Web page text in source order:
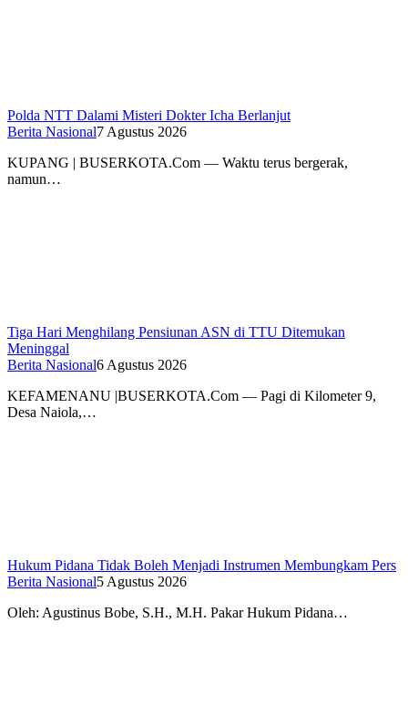
Polda NTT Dalami Misteri Dokter Icha Berlanjut
Berita Nasional7 Agustus 2026
KUPANG | BUSERKOTA.Com — Waktu terus bergerak,
namun…
Tiga Hari Menghilang Pensiunan ASN di TTU Ditemukan
Meninggal
Berita Nasional6 Agustus 2026
KEFAMENANU |BUSERKOTA.Com — Pagi di Kilometer 9,
Desa Naiola,…
Hukum Pidana Tidak Boleh Menjadi Instrumen Membungkam Pers
Berita Nasional5 Agustus 2026
Oleh: Agustinus Bobe, S.H., M.H. Pakar Hukum Pidana…